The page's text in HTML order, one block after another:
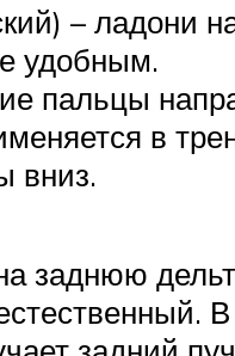
– ладони
удобным.
пальцы
в
вниз.
заднюю